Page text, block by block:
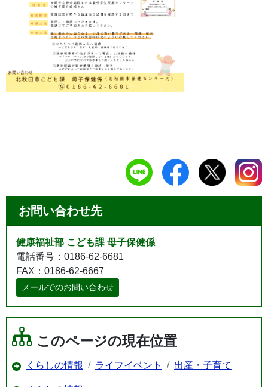
お問い合わせ先
健康福祉部 こども課 母子保健係
電話番号：0186-62-6681
FAX：0186-62-6667
メールでのお問い合わせ
このページの現在位置
くらしの情報 ライフイベント 出産・子育て